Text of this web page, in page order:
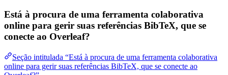
Está à procura de uma ferramenta colaborativa
online para gerir suas referências BibTeX, que se
conecte ao Overleaf?
Seção intitulada “Está à procura de uma ferramenta colaborativa
online para gerir suas referências BibTeX, que se conecte ao